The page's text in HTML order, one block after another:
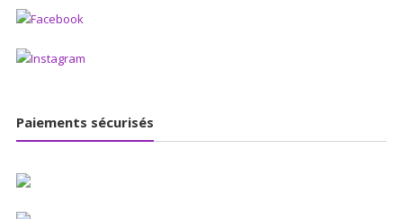
Paiements sécurisés